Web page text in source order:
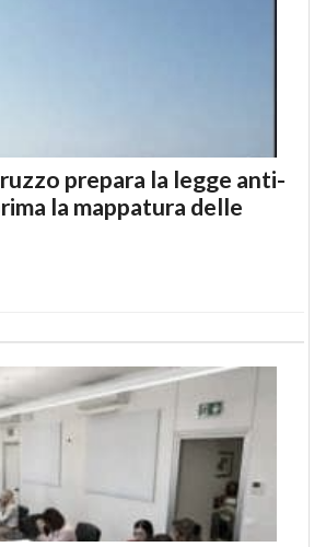
prepara la legge anti-
la mappatura delle